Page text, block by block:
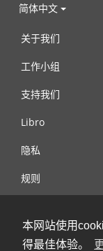
本网站使用
得最佳体验。
简体中文
关于我们
工作小组
支持我们
Libro
隐私
规则